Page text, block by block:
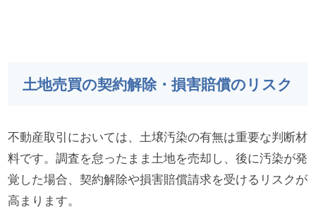
土地売買の契約解除・損害賠償のリスク
不動産取引においては、土壌汚染の有無は重要な判断材
料です。調査を怠ったまま土地を売却し、後に汚染が発
覚した場合、契約解除や損害賠償請求を受けるリスクが
高まります。